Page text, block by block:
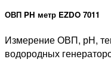
ОВП PH метр EZDO 7011
Измерение ОВП, рН,
водородных